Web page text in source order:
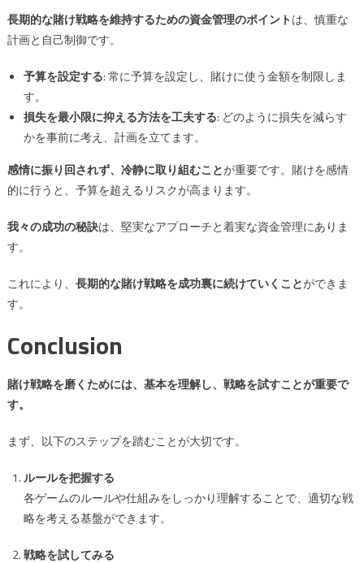
長期的な賭け戦略を維持するための資金管理のポイントは、慎重な
計画と自己制御です。
予算を設定する: 常に予算を設定し、賭けに使う金額を制限しま
す。
損失を最小限に抑える方法を工夫する: どのように損失を減らす
かを事前に考え、計画を立てます。
感情に振り回されず、冷静に取り組むことが重要です。賭けを感情
的に行うと、予算を超えるリスクが高まります。
我々の成功の秘訣は、堅実なアプローチと着実な資金管理にありま
す。
これにより、 長期的な賭け戦略を成功裏に続けていくことができま
す。
Conclusion
賭け戦略を磨くためには、基本を理解し、戦略を試すことが重要で
す。
まず、以下のステップを踏むことが大切です。
ルールを把握する
各ゲームのルールや仕組みをしっかり理解することで、適切な戦
略を考える基盤ができます。
戦略を試してみる